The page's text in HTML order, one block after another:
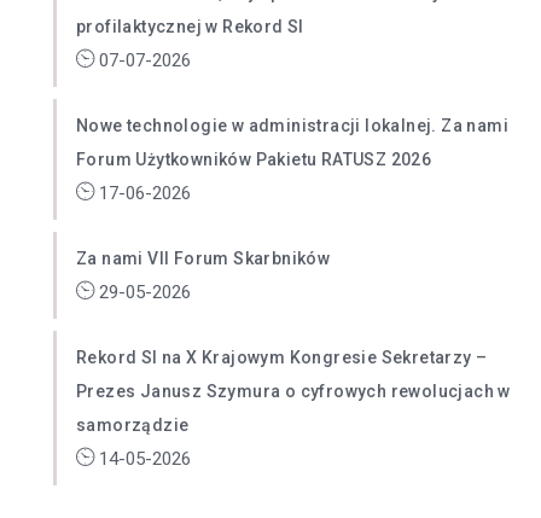
profilaktycznej w Rekord SI
07-07-2026
Nowe technologie w administracji lokalnej. Za nami
Forum Użytkowników Pakietu RATUSZ 2026
17-06-2026
Za nami VII Forum Skarbników
29-05-2026
Rekord SI na X Krajowym Kongresie Sekretarzy –
Prezes Janusz Szymura o cyfrowych rewolucjach w
samorządzie
14-05-2026